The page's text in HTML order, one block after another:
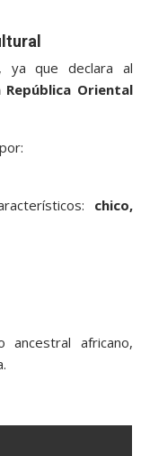
ya que declara al
Oriental
chico,
ancestral africano,